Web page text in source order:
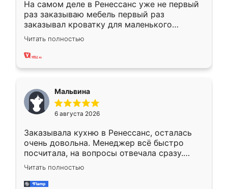
На самом деле в Ренессанс уже не первый
раз заказываю мебель первый раз
заказывал кроватку для маленького
ребёнка при его рождении ,во второй раз
заказал шкаф-купе. По качеству очень
хорошее сборка достаточно быстрая,
меньше, здесь же он более разнообразный.
Мне нравится ,если что-то потребуется из
мебели буду заказывать только здесь.
Читать полностью
Мальвина
6 августа 2026
Заказывала кухню в Ренессанс, осталась
очень довольна. Менеджер всё быстро
посчитала, на вопросы отвечала сразу.
Замерщик приехал в субботу, подошёл к
делу со всей ответственностью. Собрали
за день, ребята работали аккуратно, даже
Читать полностью